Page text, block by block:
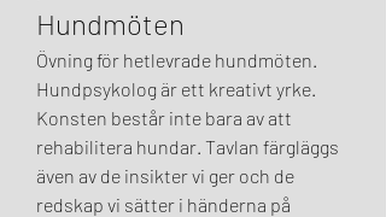
Hundmöten
Övning för hetlevrade hundmöten.
Hundpsykolog är ett kreativt yrke.
Konsten består inte bara av att
rehabilitera hundar. Tavlan färgläggs
även av de insikter vi ger och de
redskap vi sätter i händerna på